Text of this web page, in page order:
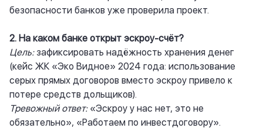
безопасности банков уже проверила проект.
2. На каком банке открыт эскроу-счёт?
Цель:зафиксировать надёжность хранения денег
(кейс ЖК «Эко Видное» 2024 года: использование
серых прямых договоров вместо эскроу привело к
потере средств дольщиков).
Тревожный ответ: «Эскроу у нас нет, это не
обязательно», «Работаем по инвестдоговору».